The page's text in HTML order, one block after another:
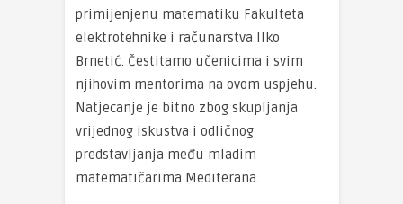
primijenjenu matematiku Fakulteta
elektrotehnike i računarstva Ilko
Brnetić. Čestitamo učenicima i svim
njihovim mentorima na ovom uspjehu.
Natjecanje je bitno zbog skupljanja
vrijednog iskustva i odličnog
predstavljanja među mladim
matematičarima Mediterana.